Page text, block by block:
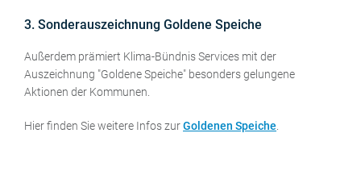
3. Sonderauszeichnung Goldene Speiche
Außerdem prämiert Klima-Bündnis Services mit der
Auszeichnung "Goldene Speiche" besonders gelungene
Aktionen der Kommunen.
Hier finden Sie weitere Infos zurGoldenen Speiche.